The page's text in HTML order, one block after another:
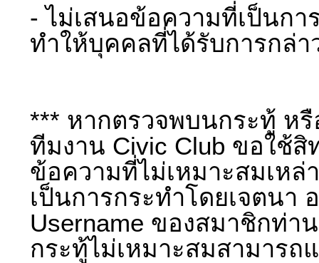
- ไม่เสนอข้อความที่เป็นก
ทำให้บุคคลที่ได้รับการกล่า
*** หากตรวจพบนกระทู้ ห
ทีมงาน Civic Club ขอใช้
ข้อความที่ไม่เหมาะสมเห
เป็นการกระทำโดยเจตนา
Username ของสมาชิกท่
กระทู้ไม่เหมาะสมสามารถ